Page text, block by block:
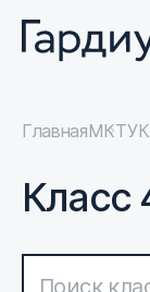
ГлавнаяМКТУ
Класс